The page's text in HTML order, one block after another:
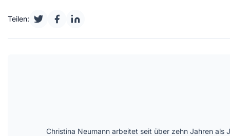
Teilen:
Christina Neumann arbeitet seit über zehn Jahren als